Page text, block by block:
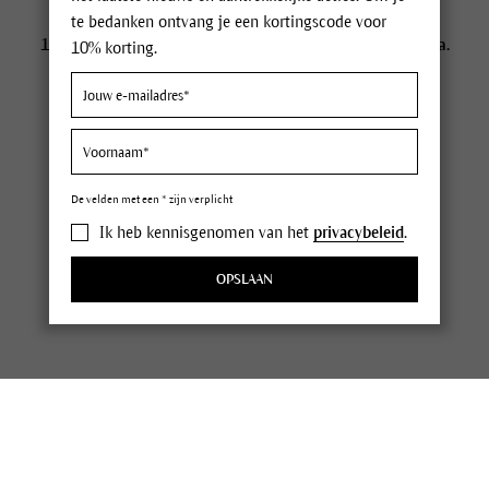
100% gecertificeerde, effectieve natuurlijke cosmetica.
Anders sinds 1967.
Juridische informatie
te bedanken ontvang je een kortingscode voor
10% korting.
De velden met een * zijn verplicht
Ik heb kennisgenomen van het privacybeleid.
OPSLAAN